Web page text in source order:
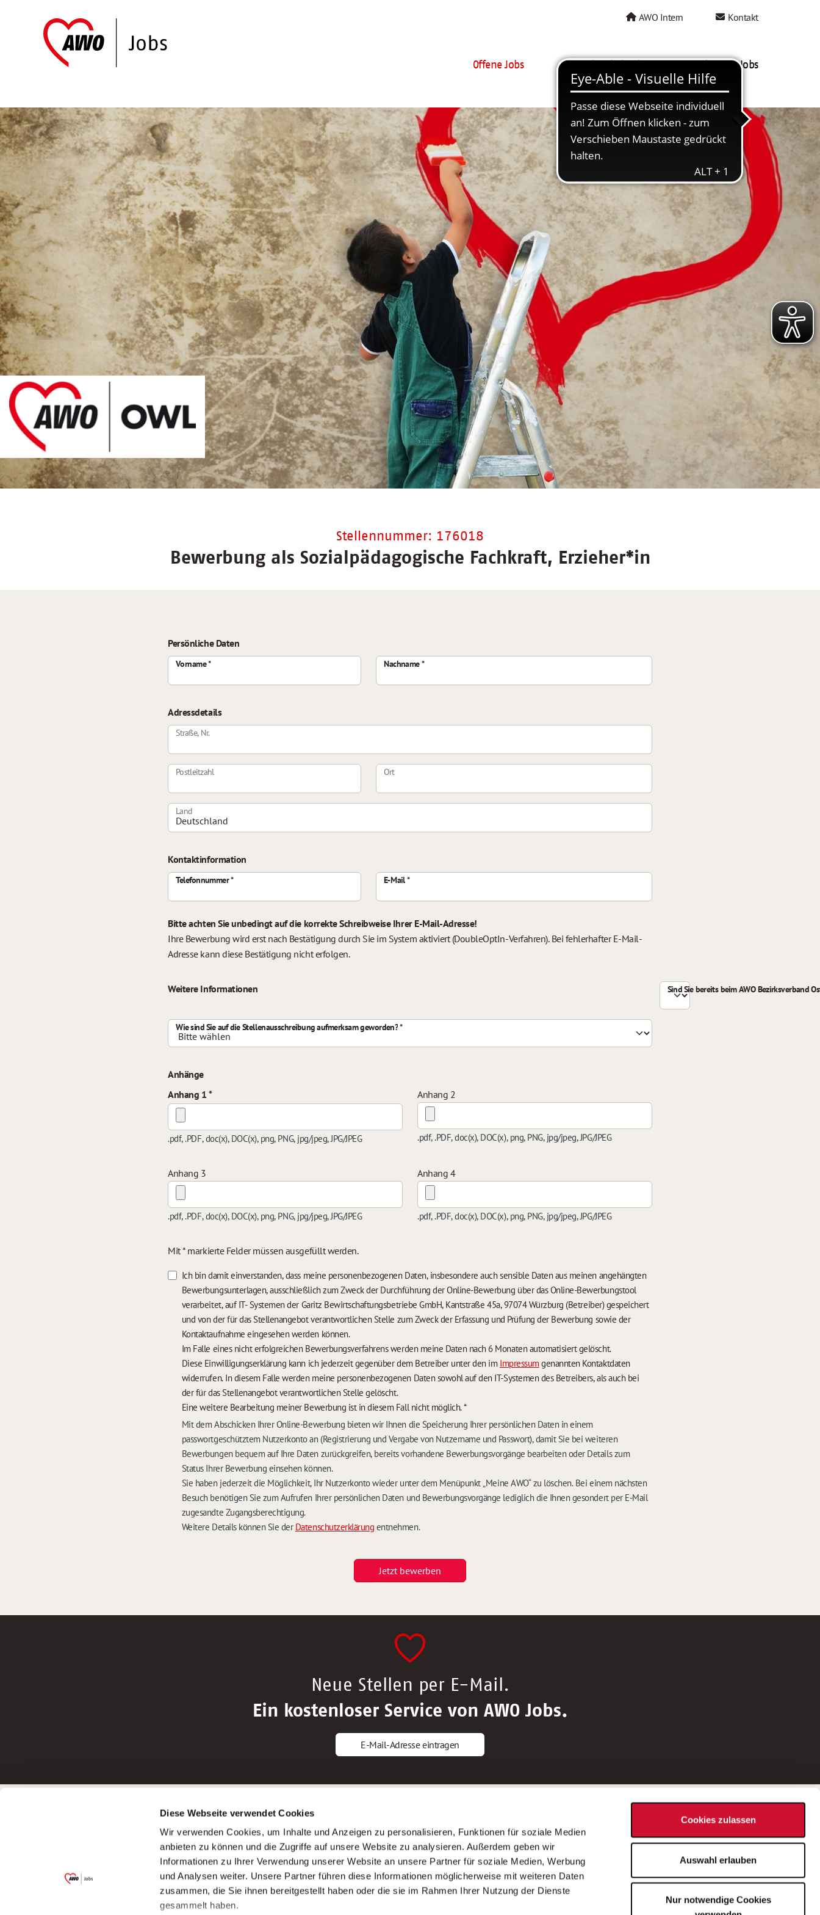
Diese Webseite verwendet Cookies
Wir verwenden Cookies, um Inhalte und Anzeigen zu personalisieren, Funktionen für soziale Medien
anbieten zu können und die Zugriffe auf unsere Website zu analysieren. Außerdem geben wir
Informationen zu Ihrer Verwendung unserer Website an unsere Partner für soziale Medien, Werbung
und Analysen weiter. Unsere Partner führen diese Informationen möglicherweise mit weiteren Daten
zusammen, die Sie ihnen bereitgestellt haben oder die sie im Rahmen Ihrer Nutzung der Dienste
gesammelt haben.
Cookies zulassen
Auswahl erlauben
Nur notwendige Cookies
AWO Intern Kontakt
Offene Jobs AWO als Arbeitgeber Mein AWO Jobs
Stellennummer: 176018
Bewerbung als Sozialpädagogische Fachkraft, Erzieher*in
Persönliche Daten
Vorname Nachname
Adressdetails
Straße, Nr.
Postleitzahl Ort
Land
Kontaktinformation
Telefonnummer E-Mail
Bitte achten Sie unbedingt auf die korrekte Schreibweise Ihrer E-Mail-Adresse!
Ihre Bewerbung wird erst nach Bestätigung durch Sie im System aktiviert (DoubleOptIn-Verfahren). Bei fehlerhafter E-Mail-
Adresse kann diese Bestätigung nicht erfolgen.
Weitere Informationen Sind Sie bereits beim AWO Bezirksverband
Wie sind Sie auf die Stellenausschreibung aufmerksam geworden?
Anhänge
Anhang 1
.pdf, .PDF, doc(x), DOC(x), png, PNG, jpg/jpeg, JPG/JPEG
Anhang 2
.pdf, .PDF, doc(x), DOC(x), png, PNG, jpg/jpeg, JPG/JPEG
Anhang 3
.pdf, .PDF, doc(x), DOC(x), png, PNG, jpg/jpeg, JPG/JPEG
Anhang 4
.pdf, .PDF, doc(x), DOC(x), png, PNG, jpg/jpeg, JPG/JPEG
Mit * markierte Felder müssen ausgefüllt werden.
Ich bin damit einverstanden, dass meine personenbezogenen Daten, insbesondere auch sensible Daten aus meinen angehängten
Bewerbungsunterlagen, ausschließlich zum Zweck der Durchführung der Online-Bewerbung über das Online-Bewerbungstool
verarbeitet, auf IT- Systemen der Garitz Bewirtschaftungsbetriebe GmbH, Kantstraße 45a, 97074 Würzburg (Betreiber) gespeichert
und von der für das Stellenangebot verantwortlichen Stelle zum Zweck der Erfassung und Prüfung der Bewerbung sowie der
Kontaktaufnahme eingesehen werden können.
Im Falle eines nicht erfolgreichen Bewerbungsverfahrens werden meine Daten nach 6 Monaten automatisiert gelöscht.
Diese Einwilligungserklärung kann ich jederzeit gegenüber dem Betreiber unter den im Impressumgenannten Kontaktdaten
widerrufen. In diesem Falle werden meine personenbezogenen Daten sowohl auf den IT-Systemen des Betreibers, als auch bei
der für das Stellenangebot verantwortlichen Stelle gelöscht.
Eine weitere Bearbeitung meiner Bewerbung ist in diesem Fall nicht möglich.*
Mit dem Abschicken Ihrer Online-Bewerbung bieten wir Ihnen die Speicherung Ihrer persönlichen Daten in einem
passwortgeschütztem Nutzerkonto an (Registrierung und Vergabe von Nutzername und Passwort), damit Sie bei weiteren
Bewerbungen bequem auf Ihre Daten zurückgreifen, bereits vorhandene Bewerbungsvorgänge bearbeiten oder Details zum
Status Ihrer Bewerbung einsehen können.
Sie haben jederzeit die Möglichkeit, Ihr Nutzerkonto wieder unter dem Menüpunkt „Meine AWO“ zu löschen. Bei einem nächsten
Besuch benötigen Sie zum Aufrufen Ihrer persönlichen Daten und Bewerbungsvorgänge lediglich die Ihnen gesondert per E-Mail
zugesandte Zugangsberechtigung.
Weitere Details können Sie der Datenschutzerklärung entnehmen.
Jetzt bewerben
Neue Stellen per E-Mail.
Ein kostenloser Service von AWO Jobs.
E-Mail-Adresse eintragen
Garitz Bewirtschaftungsbetriebe GmbH
(Ein Tochterunternehmen des AWO
Bezirksverbandes Unterfranken e.V.)
Bitte senden Sie an diese Anschrift keine
Bewerbungstipps
Bewerbung als Altenpfleger*in
Bewerbung als Krankenpfleger*in
Bewerbung als Altenpflegehelfer*in
Bewerbung als Erzieher*in
AWO Gliederungen nach Bundesland
Stellenangebote nach Bundesländern
Sitemap
Impressum
Datenschutz
Bei Fragen zu einer Stellenausschreibung
wenden Sie sich bitte an die*den in der
Stellenausschreibung genannte*n
Ansprechpartner*in.